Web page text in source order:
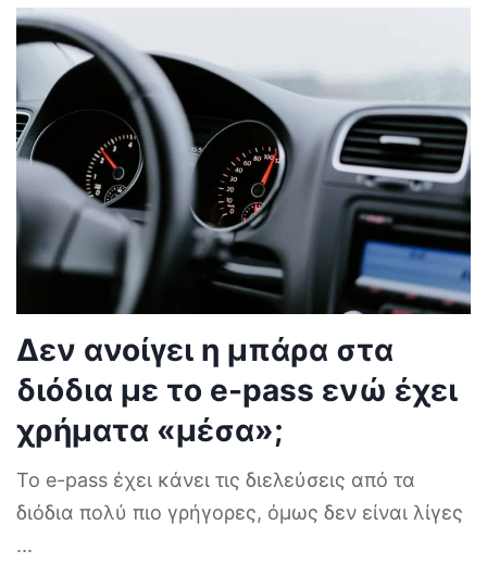
Δεν ανοίγει η μπάρα στα
διόδια με το e-pass ενώ έχει
χρήματα «μέσα»;
Το e-pass έχει κάνει τις διελεύσεις από τα
διόδια πολύ πιο γρήγορες, όμως δεν είναι λίγες
...